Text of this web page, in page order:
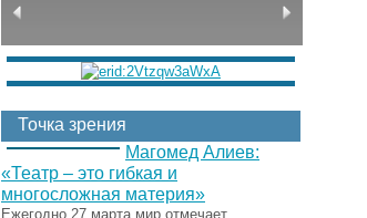
Точка зрения
Магомед Алиев:
«Театр – это гибкая и
многосложная материя»
Ежегодно 27 марта мир отмечает